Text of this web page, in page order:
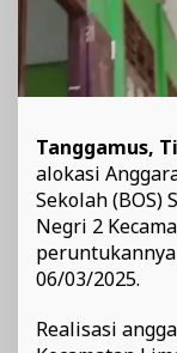
Tanggamus,
alokasi
Sekolah (BOS)
Negri 2
06/03/2025.
Realisasi